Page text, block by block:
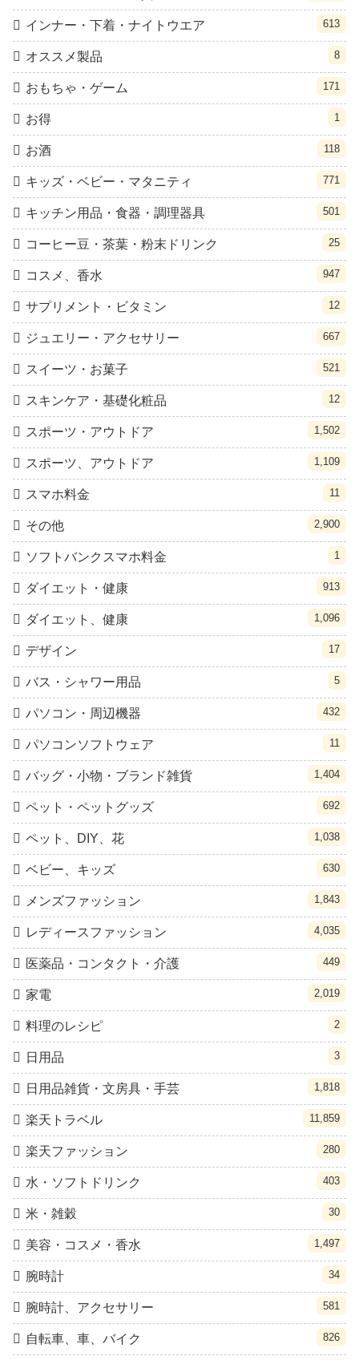
インナー・下着・ナイトウエア 613
オススメ製品 8
おもちゃ・ゲーム 171
お得 1
お酒 118
キッズ・ベビー・マタニティ 771
キッチン用品・食器・調理器具 501
コーヒー豆・茶葉・粉末ドリンク 25
コスメ、香水 947
サプリメント・ビタミン 12
ジュエリー・アクセサリー 667
スイーツ・お菓子 521
スキンケア・基礎化粧品 12
スポーツ・アウトドア 1,502
スポーツ、アウトドア 1,109
スマホ料金 11
その他 2,900
ソフトバンクスマホ料金 1
ダイエット・健康 913
ダイエット、健康 1,096
デザイン 17
バス・シャワー用品 5
パソコン・周辺機器 432
パソコンソフトウェア 11
バッグ・小物・ブランド雑貨 1,404
ペット・ペットグッズ 692
ペット、DIY、花 1,038
ベビー、キッズ 630
メンズファッション 1,843
レディースファッション 4,035
医薬品・コンタクト・介護 449
家電 2,019
料理のレシピ 2
日用品 3
日用品雑貨・文房具・手芸 1,818
楽天トラベル 11,859
楽天ファッション 280
水・ソフトドリンク 403
米・雑穀 30
美容・コスメ・香水 1,497
腕時計 34
腕時計、アクセサリー 581
自転車、車、バイク 826